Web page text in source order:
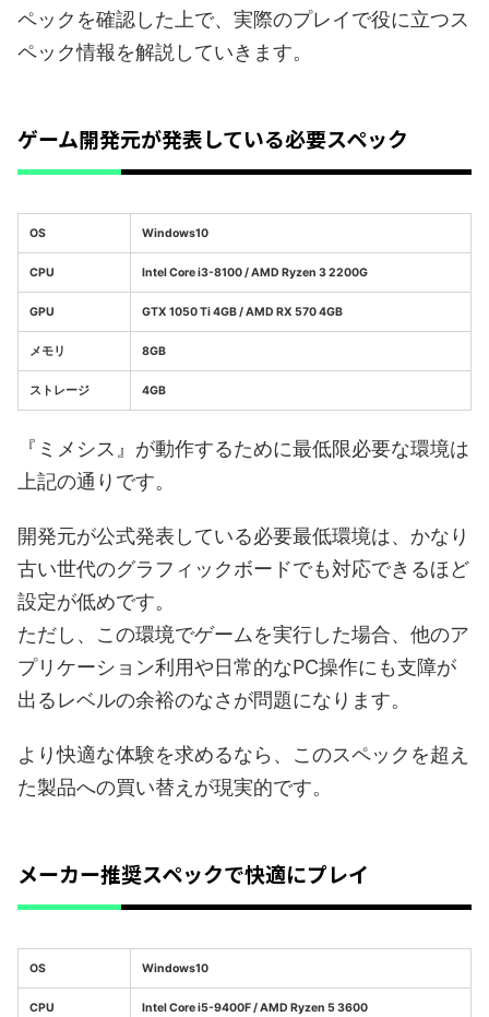
ペックを確認した上で、実際のプレイで役に立つス
ペック情報を解説していきます。
ゲーム開発元が発表している必要スペック
OS Windows10
CPU Intel Core i3-8100 / AMD Ryzen 3 2200G
GPU GTX 1050 Ti 4GB / AMD RX 570 4GB
メモリ 8GB
ストレージ 4GB
『ミメシス』が動作するために最低限必要な環境は
上記の通りです。
開発元が公式発表している必要最低環境は、かなり
古い世代のグラフィックボードでも対応できるほど
設定が低めです。
ただし、この環境でゲームを実行した場合、他のア
プリケーション利用や日常的なPC操作にも支障が
出るレベルの余裕のなさが問題になります。
より快適な体験を求めるなら、このスペックを超え
た製品への買い替えが現実的です。
メーカー推奨スペックで快適にプレイ
OS Windows10
CPU Intel Core i5-9400F / AMD Ryzen 5 3600